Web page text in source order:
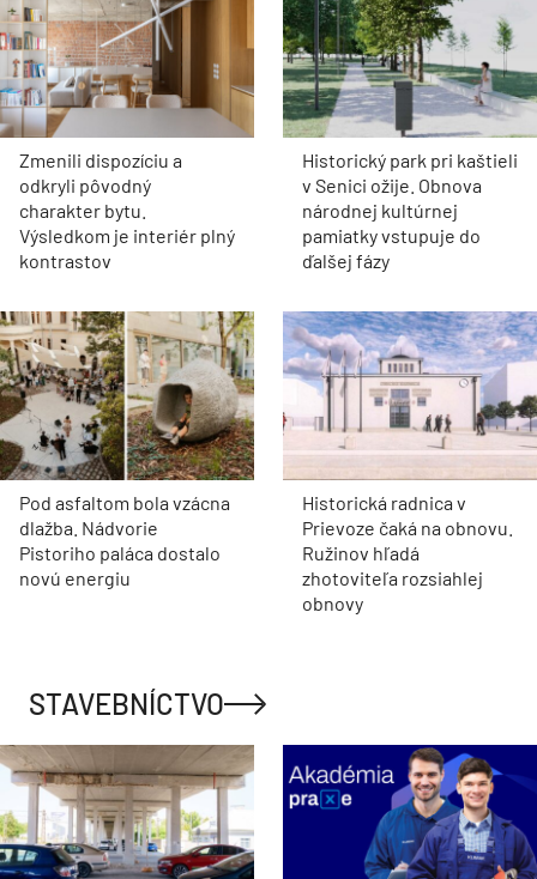
Zmenili dispozíciu a
odkryli pôvodný
charakter bytu.
Výsledkom je interiér plný
kontrastov
Historický park pri kaštieli
v Senici ožije. Obnova
národnej kultúrnej
pamiatky vstupuje do
ďalšej fázy
Pod asfaltom bola vzácna
dlažba. Nádvorie
Pistoriho paláca dostalo
novú energiu
Historická radnica v
Prievoze čaká na obnovu.
Ružinov hľadá
zhotoviteľa rozsiahlej
obnovy
STAVEBNÍCTVO